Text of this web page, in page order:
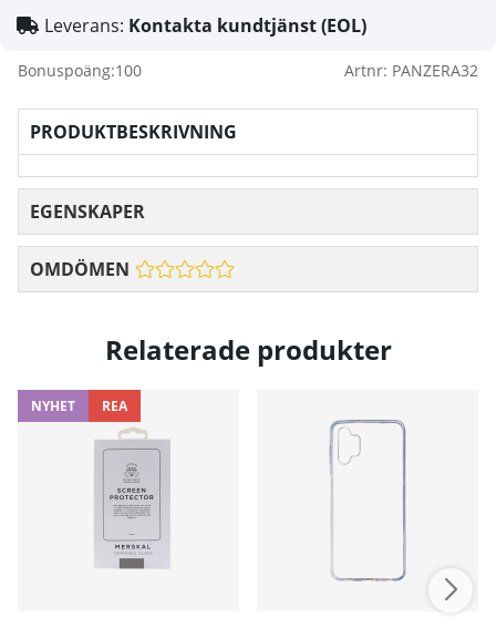
Leverans: Kontakta kundtjänst (EOL)
Bonuspoäng:100 Artnr: PANZERA32
PRODUKTBESKRIVNING
EGENSKAPER
OMDÖMEN
Relaterade produkter
NYHET REA